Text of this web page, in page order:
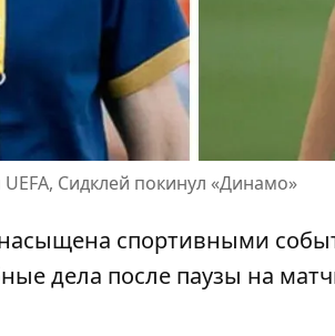
Сидклей покинул «Динамо»
спортивными
дела после паузы на